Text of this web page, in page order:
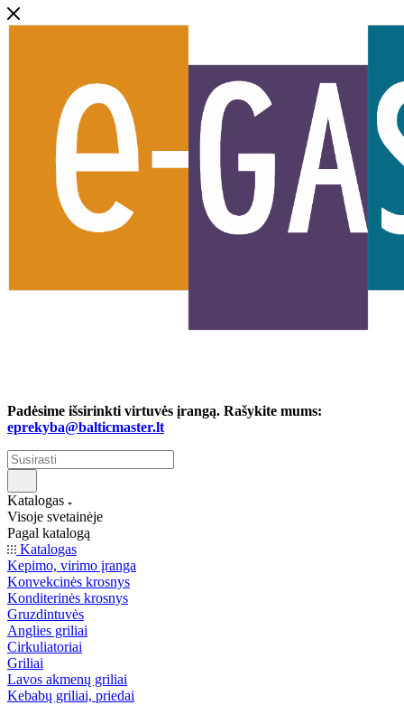
Padėsime išsirinkti virtuvės įrangą. Rašykite mums:
eprekyba@balticmaster.lt
Katalogas
Visoje svetainėje
Pagal katalogą
Katalogas
Kepimo, virimo įranga
Konvekcinės krosnys
Konditerinės krosnys
Gruzdintuvės
Anglies griliai
Cirkuliatoriai
Griliai
Lavos akmenų griliai
Kebabų griliai, priedai